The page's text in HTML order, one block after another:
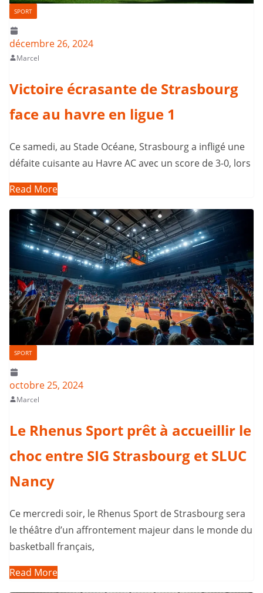
SPORT
décembre 26, 2024
Marcel
Victoire écrasante de Strasbourg
face au havre en ligue 1
Ce samedi, au Stade Océane, Strasbourg a infligé une
défaite cuisante au Havre AC avec un score de 3-0, lors
Read More
SPORT
octobre 25, 2024
Marcel
Le Rhenus Sport prêt à accueillir le
choc entre SIG Strasbourg et SLUC
Nancy
Ce mercredi soir, le Rhenus Sport de Strasbourg sera
le théâtre d’un affrontement majeur dans le monde du
basketball français,
Read More